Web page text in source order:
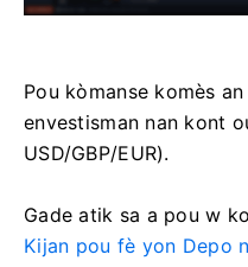
Pou kòmanse komès
envestisman nan kont
USD/GBP/EUR).
Gade atik sa a pou w
Kijan pou fè yon Depo